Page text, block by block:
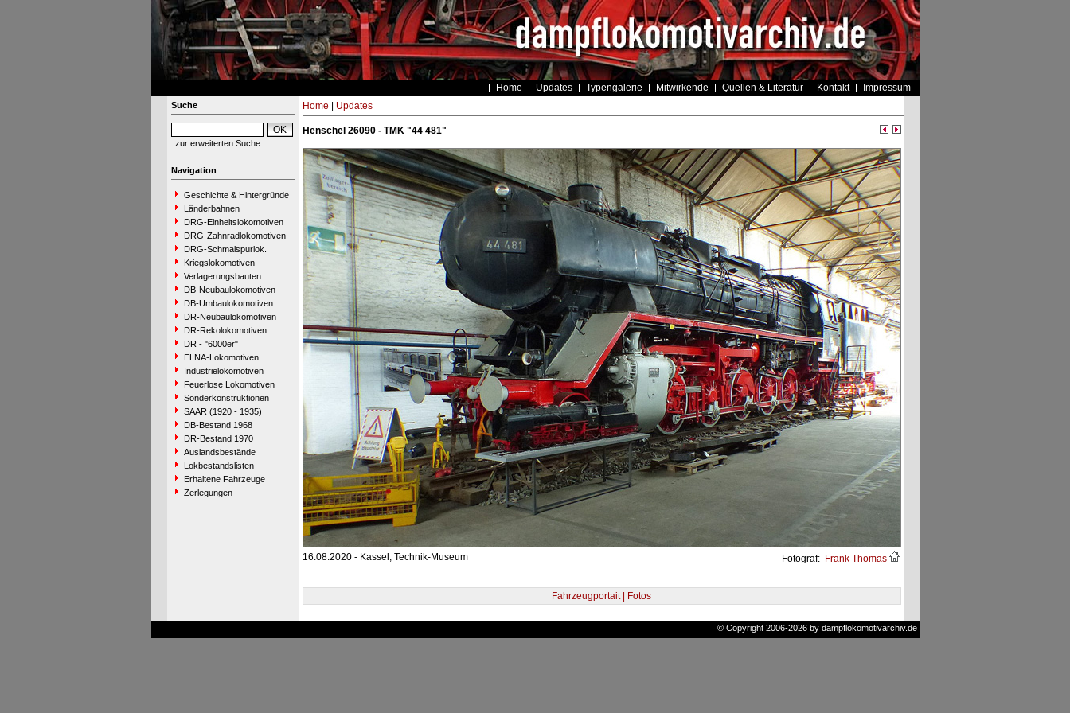
Home Updates Typengalerie Mitwirkende Quellen & Literatur Kontakt Impressum
Suche
zur erweiterten Suche
Navigation
Geschichte & Hintergründe
Länderbahnen
DRG-Einheitslokomotiven
DRG-Zahnradlokomotiven
DRG-Schmalspurlok.
Kriegslokomotiven
Verlagerungsbauten
DB-Neubaulokomotiven
DB-Umbaulokomotiven
DR-Neubaulokomotiven
DR-Rekolokomotiven
DR - "6000er"
ELNA-Lokomotiven
Industrielokomotiven
Feuerlose Lokomotiven
Sonderkonstruktionen
SAAR (1920 - 1935)
DB-Bestand 1968
DR-Bestand 1970
Auslandsbestände
Lokbestandslisten
Erhaltene Fahrzeuge
Zerlegungen
Home Updates
Henschel 26090 - TMK "44 481"
16.08.2020 - Kassel, Technik-Museum Fotograf: Frank Thomas
Fahrzeugportait | Fotos
© Copyright 2006-2026 by dampflokomotivarchiv.de